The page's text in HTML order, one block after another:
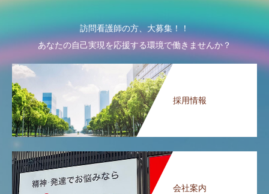
訪問看護師の方、大募集！！
あなたの自己実現を応援する環境で働きませんか？
採用情報
会社案内